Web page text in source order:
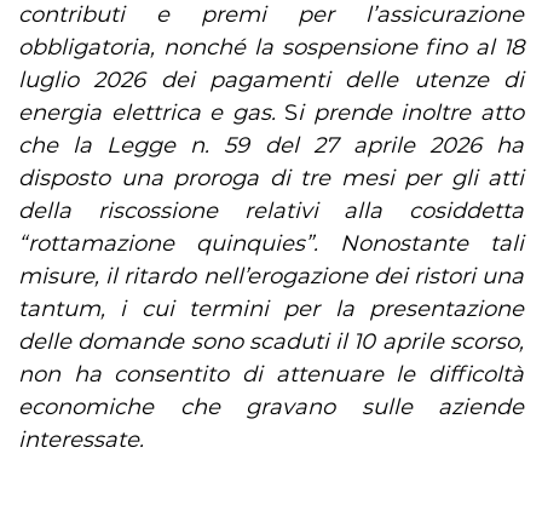
contributi e premi per l’assicurazione
obbligatoria, nonché la sospensione fino al 18
luglio 2026 dei pagamenti delle utenze di
energia elettrica e gas. Si prende inoltre atto
che la Legge n. 59 del 27 aprile 2026 ha
disposto una proroga di tre mesi per gli atti
della riscossione relativi alla cosiddetta
“rottamazione quinquies”.
Nonostante tali
misure, il ritardo nell’erogazione dei ristori una
tantum, i cui termini per la presentazione
delle domande sono scaduti il 10 aprile scorso,
non ha consentito di attenuare le difficoltà
economiche che gravano sulle aziende
interessate.